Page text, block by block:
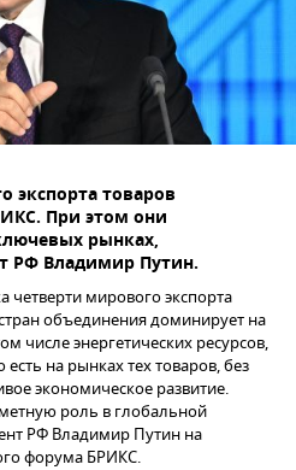
экспорта товаров
При этом они
рынках,
РФ Владимир Путин.
мирового экспорта
объединения доминирует на
числе энергетических ресурсов,
на рынках тех товаров, без
экономическое развитие.
роль в глобальной
РФ Владимир Путин на
форума БРИКС.